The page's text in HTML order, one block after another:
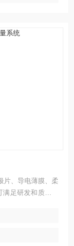
片、导电薄膜、柔
足研发和质量控